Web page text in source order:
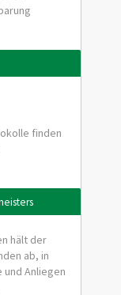
finden
hält der
ab, in
und Anliegen